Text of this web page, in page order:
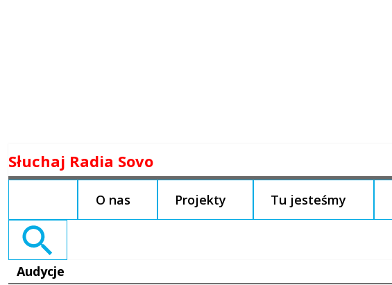
to
Słuchaj Radia Sovo
O nas Projekty Tu jesteśmy
Search
Audycje